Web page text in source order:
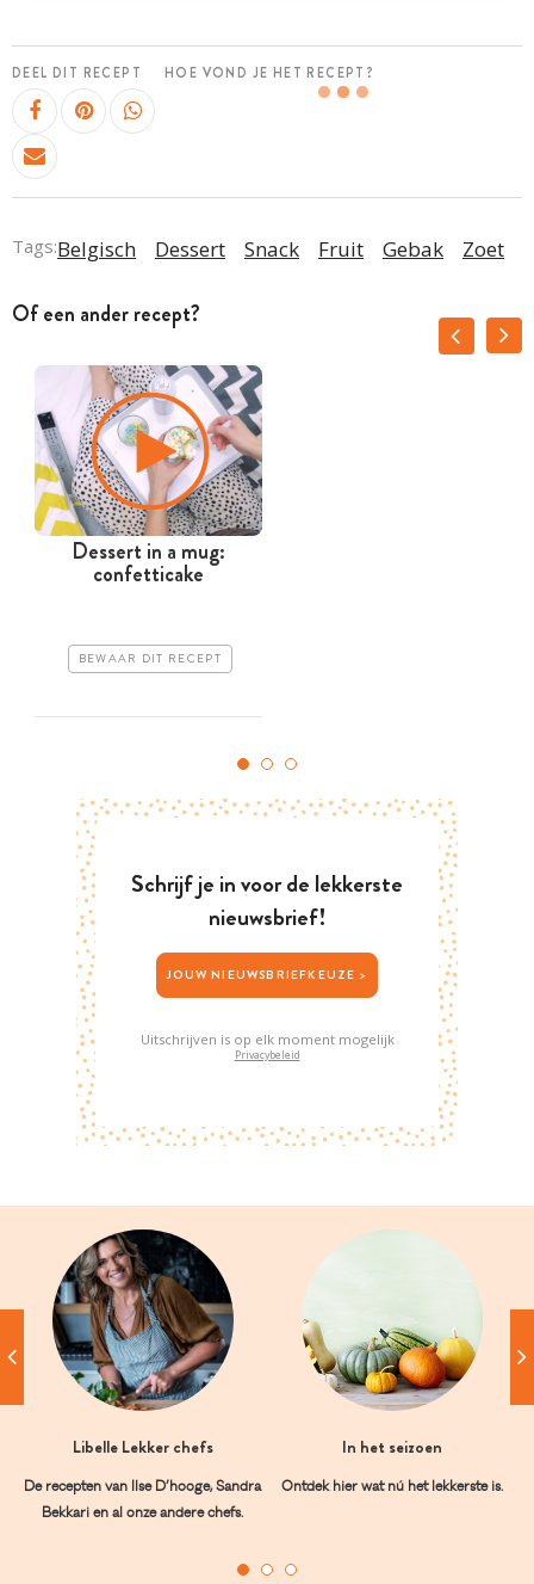
DEEL DIT RECEPT HOE VOND JE HET RECEPT?
Tags:Belgisch Dessert Snack Fruit Gebak Zoet
Of een ander recept?
Dessert in a mug:
confetticake
BEWAAR DIT RECEPT
Schrijf je in voor de lekkerste
nieuwsbrief!
JOUW NIEUWSBRIEFKEUZE >
Uitschrijven is op elk moment mogelijk
Privacybeleid
Libelle Lekker chefs
De recepten van Ilse D’hooge, Sandra
Bekkari en al onze andere chefs.
In het seizoen
Ontdek hier wat nú het lekkerste is.